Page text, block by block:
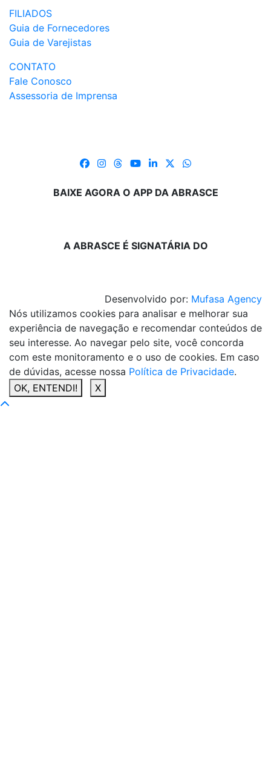
FILIADOS
Guia de Fornecedores
Guia de Varejistas
CONTATO
Fale Conosco
Assessoria de Imprensa
BAIXE AGORA O APP DA ABRASCE
A ABRASCE É SIGNATÁRIA DO
Desenvolvido por: Mufasa Agency
Nós utilizamos cookies para analisar e melhorar sua
experiência de navegação e recomendar conteúdos de
seu interesse. Ao navegar pelo site, você concorda
com este monitoramento e o uso de cookies. Em caso
de dúvidas, acesse nossa Política de Privacidade.
OK, ENTENDI!
X